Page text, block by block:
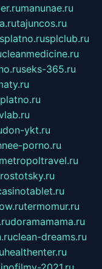
manunae.ru
tajuncos.ru
splclub.ru
cleanmedicine.ru
seks-365.ru
don-ykt.ru
porno.ru
metropoltravel.ru
rostotsky.ru
termomur.ru
doramamama.ru
clean-dreams.ru
healthenter.ru